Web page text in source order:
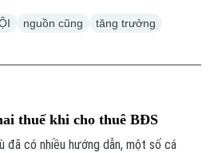
nguồn cũng
tăng trưởng
thuế khi cho thuê BĐS
đã có nhiều hướng dẫn, một số cá